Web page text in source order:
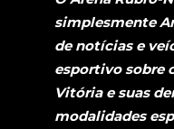
simplesmente
de notícias e
esportivo sobre
Vitória e suas
modalidades